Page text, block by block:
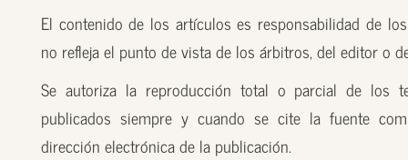
El contenido de los artículos es responsabilidad de
no refleja el punto de vista de los árbitros, del editor o
Se autoriza la reproducción total o parcial de los
publicados siempre y cuando se cite la fuente
dirección electrónica de la publicación.